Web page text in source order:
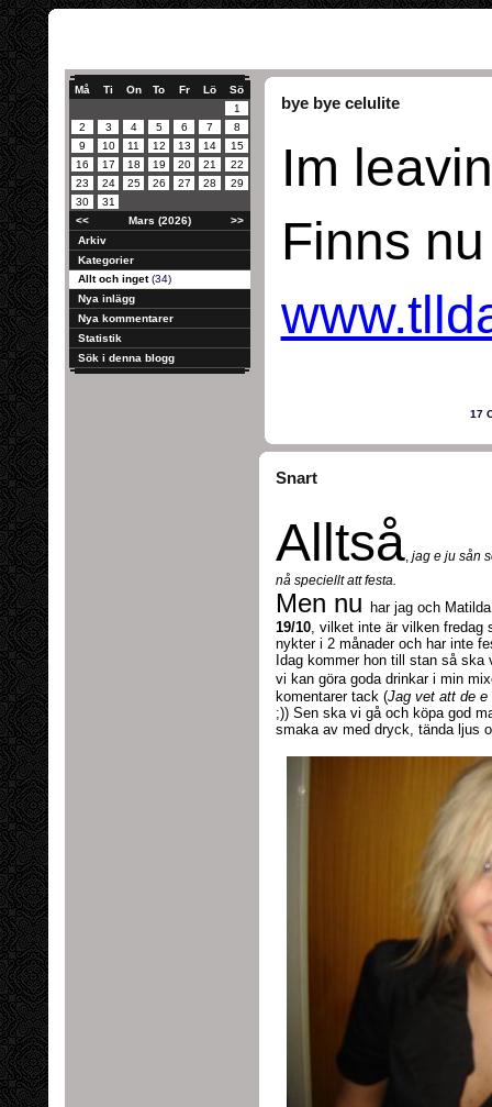
Må Ti On To Fr Lö
Sö
1
2
3 4 5 6 7
8
9
10 11 12 13 14
15
16
17 18 19 20 21
22
23
24 25 26 27 28
29
30
31
<<
Mars (2026)
>>
Arkiv
Kategorier
Allt och inget(34)
Nya inlägg
Nya kommentarer
Statistik
Sök i denna blogg
bye bye celulite
Im
Finns
17
Snart
Alltså,jag e ju sån
nå speciellt att festa.
Men nu
har jag och Matilda
19/10, vilket inte är vilken fredag
nykter i 2 månader och har inte
Idag kommer hon till stan så
vi kan göra goda drinkar i min
komentarer tack (Jag vet att de e
;)) Sen ska vi gå och köpa god
smaka av med dryck, tända ljus